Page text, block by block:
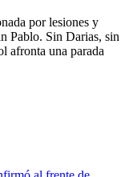
por lesiones y
Pablo. Sin Darias, sin
afronta una parada